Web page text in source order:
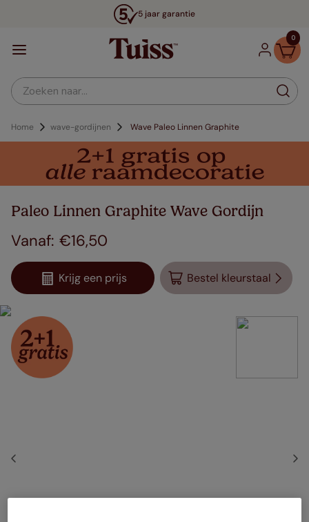
5 jaar garantie
0
Zoeken naar...
Home wave-gordijnen Wave Paleo Linnen Graphite
Paleo Linnen Graphite Wave Gordijn
€16,50
Krijg een prijs Bestel kleurstaal